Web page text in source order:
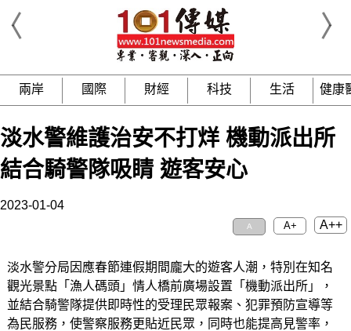
兩岸 國際 財經 科技 生活 健康
淡水警維護治安不打烊 機動派出所
結合騎警隊吸睛 遊客安心
2023-01-04
A A+ A++
淡水警分局因應春節連假期間龐大的遊客人潮，特別在知名
觀光景點「漁人碼頭」情人橋前廣場設置「機動派出所」，
並結合騎警隊提供即時性的受理民眾報案、犯罪預防宣導等
為民服務，使警察服務更貼近民眾，同時也能提高見警率，